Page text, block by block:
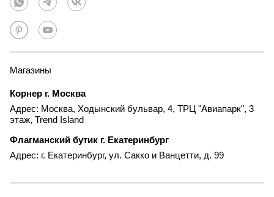
Магазины
Корнер г. Москва
Адрес: Москва, Ходынский бульвар, 4, ТРЦ "Авиапарк", 3
этаж, Trend Island
Флагманский бутик г. Екатеринбург
Адрес: г. Екатеринбург, ул. Сакко и Ванцетти, д. 99